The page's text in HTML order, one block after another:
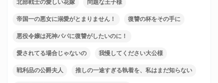
北部戦士の愛しい花嫁 問題な王子様
帝国一の悪女に溺愛がとまりません！ 復讐の杯をその手に
悪役令嬢は死神パパに復讐がしたいのに！
愛されてる場合じゃないの 我慢してください大公様
戦利品の公爵夫人 推しの一途すぎる執着を、私はまだ知らない